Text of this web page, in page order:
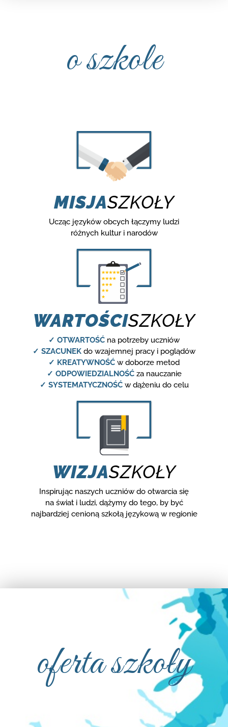
o szkole
MISJASZKOŁY
Ucząc języków obcych łączymy ludzi
różnych kultur i narodów
WARTOŚCISZKOŁY
✓ OTWARTOŚĆ na potrzeby uczniów
✓ SZACUNEK do wzajemnej pracy i poglądów
✓ KREATYWNOŚĆ w doborze metod
✓ ODPOWIEDZIALNOŚĆza nauczanie
✓ SYSTEMATYCZNOŚĆw dążeniu do celu
WIZJASZKOŁY
Inspirując naszych uczniów do otwarcia się
na świat i ludzi, dążymy do tego, by być
najbardziej cenioną szkołą językową w regionie
oferta szkoły